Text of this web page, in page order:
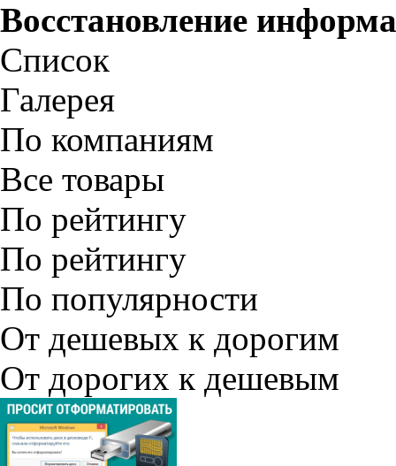
Восстановление
Список
Галерея
По компаниям
Все товары
По рейтингу
По рейтингу
По популярности
От дешевых к дорогим
От дорогих к дешевым